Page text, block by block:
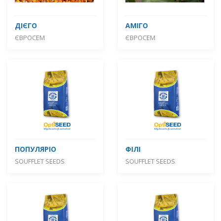
ДІЄГО
ЄВРОСЕМ
АМІГО
ЄВРОСЕМ
ПОПУЛЯРІО
SOUFFLET SEEDS
ФІЛІ
SOUFFLET SEEDS